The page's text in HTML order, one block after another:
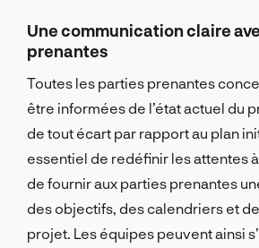
Une communication claire
prenantes
Toutes les parties prenantes
être informées de l’état actuel du
de tout écart par rapport au plan
essentiel de redéfinir les attentes à
de fournir aux parties prenantes
des objectifs, des calendriers et
projet. Les équipes peuvent ainsi